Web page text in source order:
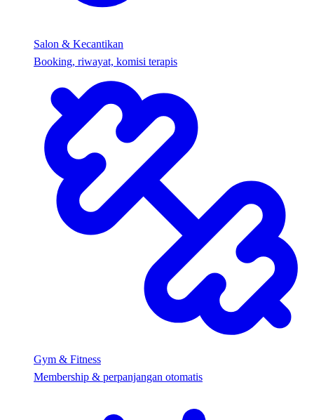
Salon & Kecantikan
Booking, riwayat, komisi terapis
Gym & Fitness
Membership & perpanjangan otomatis